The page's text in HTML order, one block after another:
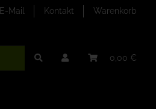
E-Mail Kontakt Warenkorb
0,00 €